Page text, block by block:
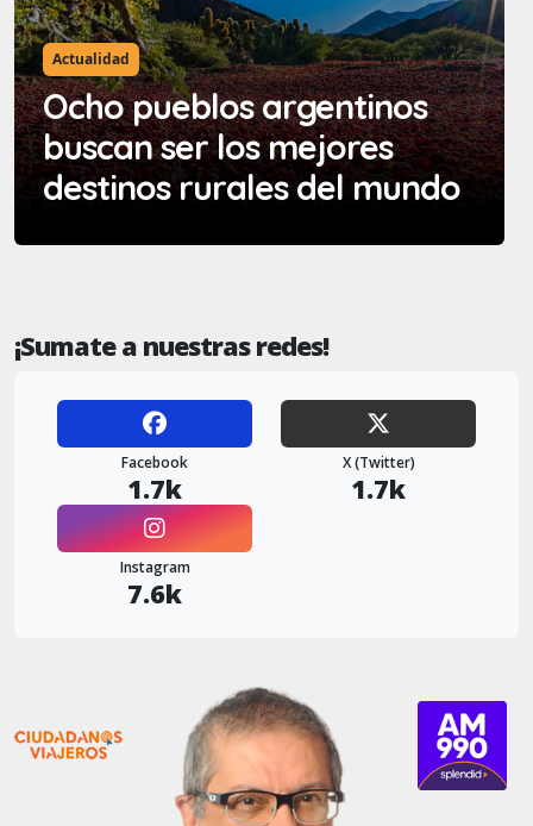
Actualidad
Ocho pueblos argentinos
buscan ser los mejores
destinos rurales del mundo
¡Sumate a nuestras redes!
Facebook
1.7k
X (Twitter)
1.7k
Instagram
7.6k